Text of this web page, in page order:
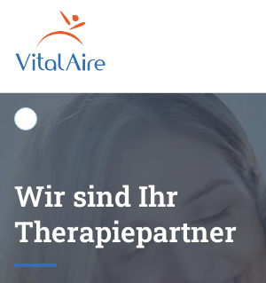
Inhalt
Wir sind Ihr
Therapiepartner
Ein
Leben mit Diabetes
Online-Test zur
Schlafapnoe
Außerklinische
Intensivpflege